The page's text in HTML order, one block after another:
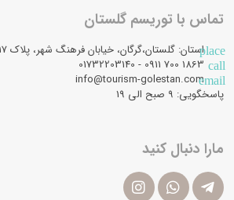
تماس با توریسم گلستان
placeاستان: گلستان،گرگان، خیابان فرهنگ شهر، پلاک 17، طبقه: همکف،
call
email
info@tourism-golestan.com
پاسخگویی: ۹ صبح الی 19
مارا دنبال کنید